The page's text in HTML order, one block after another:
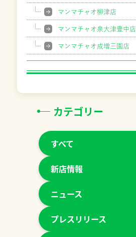
マンマチャオ柳津店
マンマチャオ泉大津豊中店
マンマチャオ成増三園店
カテゴリー
すべて
新店情報
ニュース
プレスリリース